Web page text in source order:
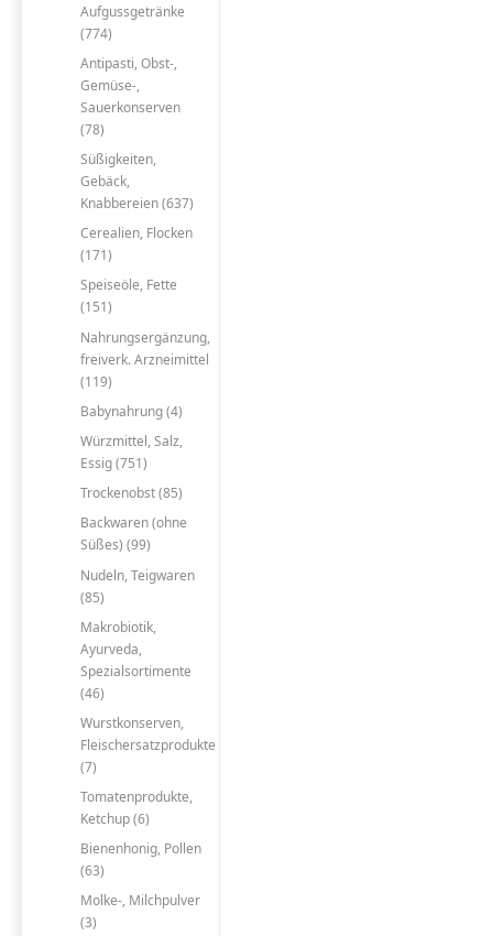
Aufgussgetränke
(774)
Antipasti, Obst-,
Gemüse-,
Sauerkonserven
(78)
Süßigkeiten,
Gebäck,
Knabbereien (637)
Cerealien, Flocken
(171)
Speiseöle, Fette
(151)
Nahrungsergänzung,
freiverk. Arzneimittel
(119)
Babynahrung (4)
Würzmittel, Salz,
Essig (751)
Trockenobst (85)
Backwaren (ohne
Süßes) (99)
Nudeln, Teigwaren
(85)
Makrobiotik,
Ayurveda,
Spezialsortimente
(46)
Wurstkonserven,
Fleischersatzprodukte
(7)
Tomatenprodukte,
Ketchup (6)
Bienenhonig, Pollen
(63)
Molke-, Milchpulver
(3)